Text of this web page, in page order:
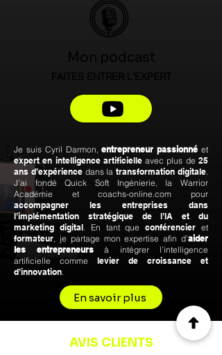
Mon podcast
Je suis Cyril Darmon,entrepreneur passionné et
expert en intelligence artificielleavec plus de25
ans d’expériencedans latransformation digitale.
J’ai fondé Quick Soft Ingénierie, la Warrior
Académie et coachs-online.com pour
accompagner les entreprises dans
l’implémentation stratégique de l’IA et du
marketing digital. En tant queconférencier et
formateur, je partage mon expertise afin d’aider
les entrepreneursà intégrer l’intelligence
artificielle comme levier de croissance et
d’innovation.
En savoir plus
AVIS CLIENTS